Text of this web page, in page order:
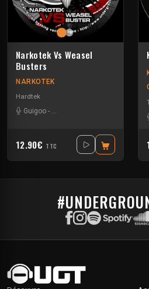
Narkotek Vs Weasel
Busters
NARKOTEK
Hardtek
Guigoo - Mat Weasel busters
12.90€ TTC